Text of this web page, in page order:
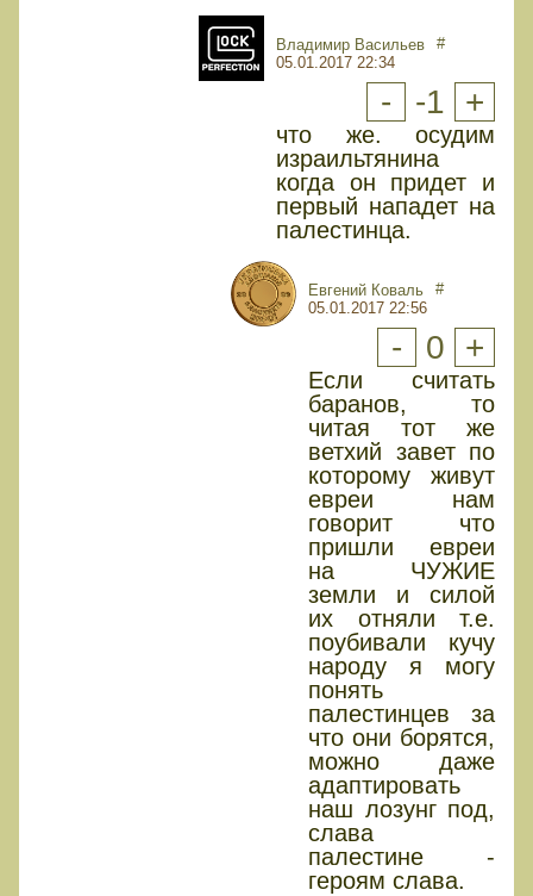
Владимир Васильев
05.01.2017 22:34
#
- -1 +
что же. осудим
израильтянина
когда он придет и
первый нападет на
палестинца.
Евгений Коваль
05.01.2017 22:56
#
- 0 +
Если считать
баранов, то
читая тот же
ветхий завет по
которому живут
евреи нам
говорит что
пришли евреи
на ЧУЖИЕ
земли и силой
их отняли т.е.
поубивали кучу
народу я могу
понять
палестинцев за
что они борятся,
можно даже
адаптировать
наш лозунг под,
слава
палестине -
героям слава.